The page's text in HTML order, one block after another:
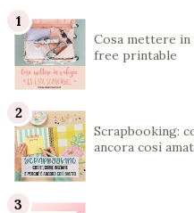
Cosa mettere in
free printable
Scrapbooking:
ancora così